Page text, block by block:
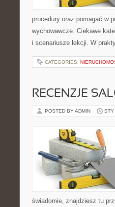
procedury oraz pomagać w
wychowawcze. Ciekawe
i scenariusze lekcji. W
CATEGORIES:
RECENZJE
POSTED BY ADMIN STY
świadomie, znajdziesz tu